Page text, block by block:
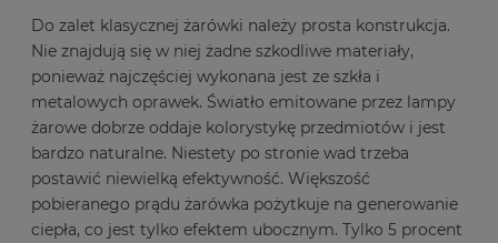
Do zalet klasycznej żarówki należy prosta konstrukcja.
Nie znajdują się w niej żadne szkodliwe materiały,
ponieważ najczęściej wykonana jest ze szkła i
metalowych oprawek. Światło emitowane przez lampy
żarowe dobrze oddaje kolorystykę przedmiotów i jest
bardzo naturalne. Niestety po stronie wad trzeba
postawić niewielką efektywność. Większość
pobieranego prądu żarówka pożytkuje na generowanie
ciepła, co jest tylko efektem ubocznym. Tylko 5 procent